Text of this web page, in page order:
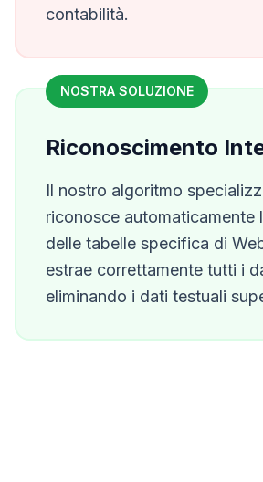
contabilità.
NOSTRA SOLUZIONE
Riconoscimento
Il nostro algoritmo
riconosce automaticamente
delle tabelle specifica di
estrae correttamente tutti i
eliminando i dati testuali